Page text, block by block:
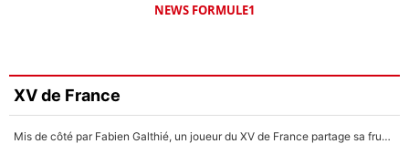
NEWS FORMULE1
XV de France
Mis de côté par Fabien Galthié, un joueur du XV de France partage sa frustration : «ils ne me l’ont pas dit tout de suite»